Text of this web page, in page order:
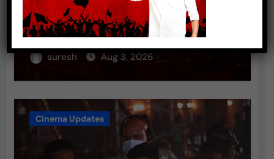
சாம் சி எஸ் இசையில் மிரட்டும்
“ரத்தத்த தா” – டிமான்டி காலனி 3
முதல் பாடல் ரசிகர்களை கவர்ந்து
வருகிறது!
suresh Aug 3, 2026
Cinema Updates